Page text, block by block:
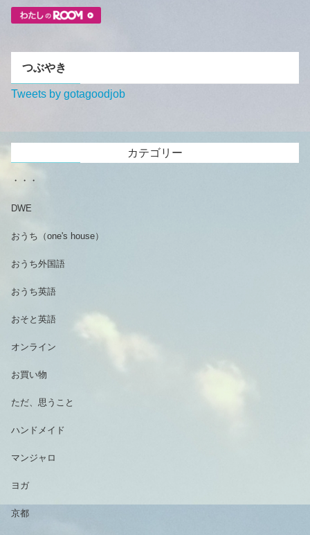
つぶやき
Tweets by gotagoodjob
カテゴリー
・・・
DWE
おうち（one's house）
おうち外国語
おうち英語
おそと英語
オンライン
お買い物
ただ、思うこと
ハンドメイド
マンジャロ
ヨガ
京都